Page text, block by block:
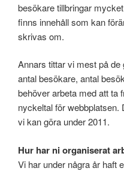
besökare tillbringar
finns innehåll som kan
skrivas om.
Annars tittar vi mest på
antal besökare, antal
behöver arbeta med att ta
nyckeltal för webbplatsen.
vi kan göra under 2011.
Hur har ni organiserat
Vi har under några år haft